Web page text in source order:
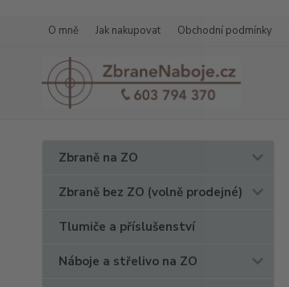
O mně Jak nakupovat Obchodní podmínky
Zbraně na ZO
Zbraně bez ZO (volně prodejné)
Tlumiče a příslušenství
Náboje a střelivo na ZO